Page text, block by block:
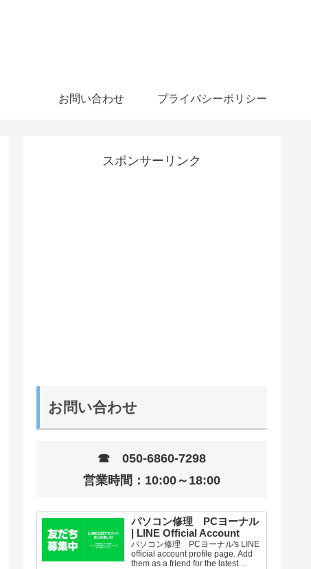
お問い合わせ プライバシーポリシー
スポンサーリンク
お問い合わせ
☎ 050-6860-7298
営業時間：10:00～18:00
パソコン修理 PCヨーナル
| LINE Official Account
パソコン修理 PCヨーナル's LINE
official account profile page. Add
them as a friend for the latest